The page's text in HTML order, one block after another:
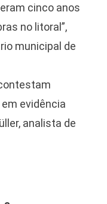
cinco anos
no litoral”,
municipal de
evidência
analista de